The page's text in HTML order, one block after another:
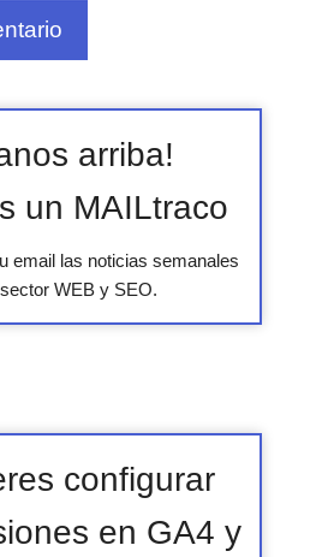
arriba!
un MAILtraco
email las noticias semanales
WEB y SEO.
configurar
en GA4 y